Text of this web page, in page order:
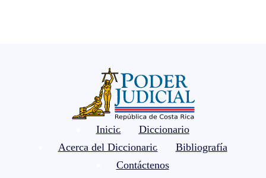
Inicio
Diccionario
Acerca del Diccionario
Bibliografía
Contáctenos